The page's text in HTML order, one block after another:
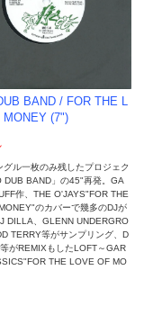
BAND / FOR THE L
MONEY (7")
グル一枚のみ残したプロジェク
DUB BAND」の45"再発。GA
作、THE O'JAYS"FOR THE
のカバーで幾多のDJが
DILLA、GLENN UNDERGRO
TERRY等がサンプリング、D
がREMIXもしたLOFT～GAR
THE LOVE OF MO